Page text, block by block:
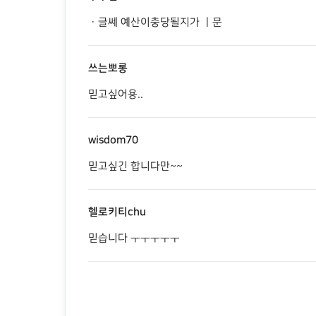
ㆍ글쎄 예산이충당될지가 ㅣ문
쓰는뽀롱
믿고싶어용..
wisdom70
믿고싶긴 합니다만~~
헬로키티chu
믿습니다 ㅜㅜㅜㅜㅜ